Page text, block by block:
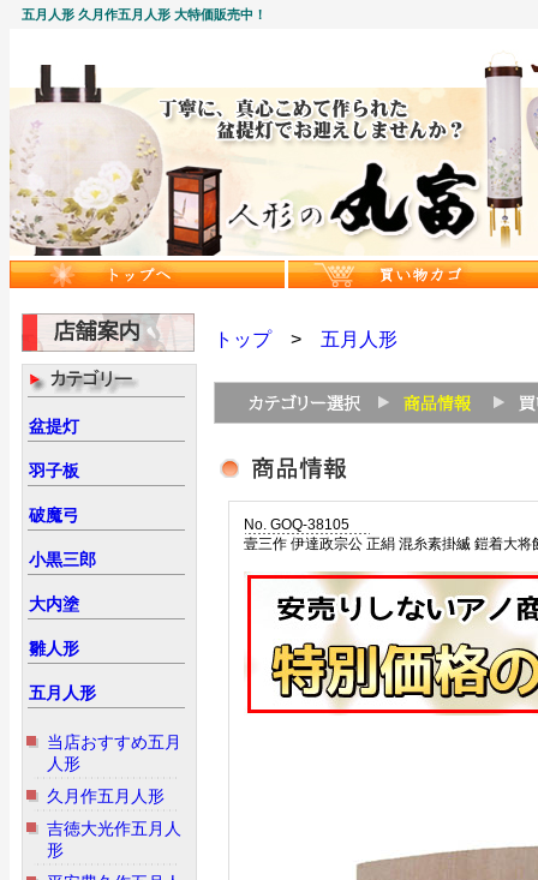
五月人形 久月作五月人形 大特価販売中！
盆提灯
羽子板
破魔弓
小黒三郎
大内塗
雛人形
五月人形
当店おすすめ五月
人形
久月作五月人形
吉徳大光作五月人
形
トップ> 五月人形
No. GOQ-38105
壹三作 伊達政宗公 正絹 混糸素掛縅 鎧着大